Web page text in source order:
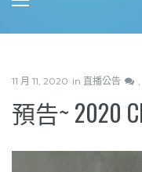
11 月 11, 2020 in 直播公告
預告~ 2020